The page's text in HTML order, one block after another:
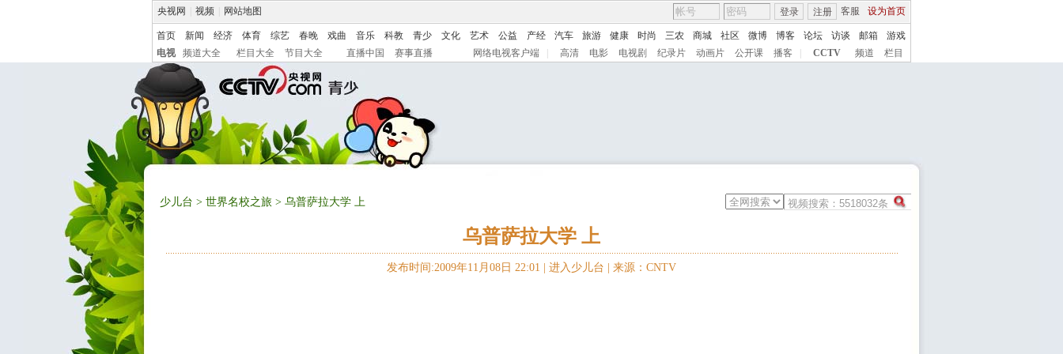
央视网 视频 网站地图 客服 设为首页
登录 注册
首页 新闻 经济 体育 综艺 春晚 戏曲 音乐 科教 青少 文化 艺术 公益 产经 汽车 旅游 健康 时尚 三农 商城 社区 微博 博客 论坛 访谈 邮箱
游戏
电视
频道大全 栏目大全 节目大全 直播中国 赛事直播 网络电视客户端 高清 电影 电视剧 纪录片 动画片 公开课 播客 CCTV 频道 栏目
少儿台 > 世界名校之旅 > 乌普萨拉大学 上
乌普萨拉大学 上
发布时间:2009年11月08日 22:01 | 进入少儿台 来源：CNTV